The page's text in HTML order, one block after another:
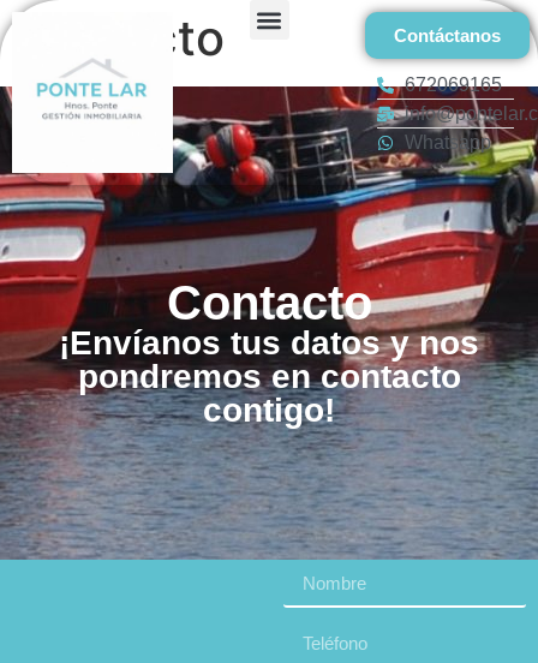
Contáctanos
672069165
Whatsapp
Contacto
Contacto
¡Envíanos tus datos y nos
pondremos en contacto
contigo!